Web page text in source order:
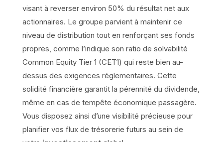
visant à reverser environ 50% du résultat net aux
actionnaires. Le groupe parvient à maintenir ce
niveau de distribution tout en renforçant ses fonds
propres, comme l’indique son ratio de solvabilité
Common Equity Tier 1 (CET1) qui reste bien au-
dessus des exigences réglementaires. Cette
solidité financière garantit la pérennité du dividende,
même en cas de tempête économique passagère.
Vous disposez ainsi d’une visibilité précieuse pour
planifier vos flux de trésorerie futurs au sein de